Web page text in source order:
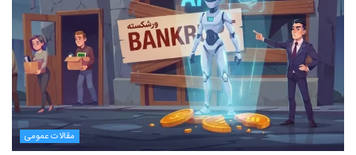
مقالات عمومی